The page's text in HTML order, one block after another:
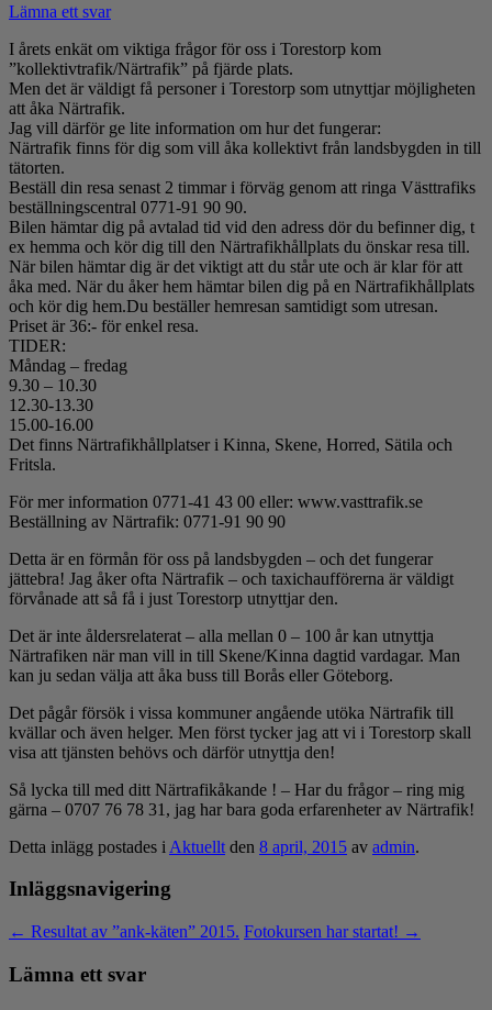
Lämna ett svar
I årets enkät om viktiga frågor för oss i Torestorp kom
”kollektivtrafik/Närtrafik” på fjärde plats.
Men det är väldigt få personer i Torestorp som utnyttjar möjligheten
att åka Närtrafik.
Jag vill därför ge lite information om hur det fungerar:
Närtrafik finns för dig som vill åka kollektivt från landsbygden in till
tätorten.
Beställ din resa senast 2 timmar i förväg genom att ringa Västtrafiks
beställningscentral 0771-91 90 90.
Bilen hämtar dig på avtalad tid vid den adress dör du befinner dig, t
ex hemma och kör dig till den Närtrafikhållplats du önskar resa till.
När bilen hämtar dig är det viktigt att du står ute och är klar för att
åka med. När du åker hem hämtar bilen dig på en Närtrafikhållplats
och kör dig hem.Du beställer hemresan samtidigt som utresan.
Priset är 36:- för enkel resa.
TIDER:
Måndag – fredag
9.30 – 10.30
12.30-13.30
15.00-16.00
Det finns Närtrafikhållplatser i Kinna, Skene, Horred, Sätila och
Fritsla.
För mer information 0771-41 43 00 eller: www.vasttrafik.se
Beställning av Närtrafik: 0771-91 90 90
Detta är en förmån för oss på landsbygden – och det fungerar
jättebra! Jag åker ofta Närtrafik – och taxichaufförerna är väldigt
förvånade att så få i just Torestorp utnyttjar den.
Det är inte åldersrelaterat – alla mellan 0 – 100 år kan utnyttja
Närtrafiken när man vill in till Skene/Kinna dagtid vardagar. Man
kan ju sedan välja att åka buss till Borås eller Göteborg.
Det pågår försök i vissa kommuner angående utöka Närtrafik till
kvällar och även helger. Men först tycker jag att vi i Torestorp skall
visa att tjänsten behövs och därför utnyttja den!
Så lycka till med ditt Närtrafikåkande ! – Har du frågor – ring mig
gärna – 0707 76 78 31, jag har bara goda erfarenheter av Närtrafik!
Detta inlägg postades i Aktuellt den 8 april, 2015 av admin.
Inläggsnavigering
← Resultat av ”ank-käten” 2015. Fotokursen har startat! →
Lämna ett svar